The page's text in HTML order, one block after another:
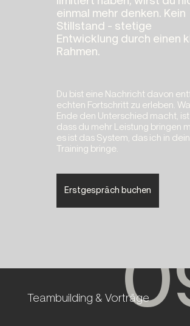
einmal mehr denken. Kein
Stillstand - stetige
Entwicklung durch einen
Rahmen.
Du bist eine Nachricht davon
echten Fortschritt zu erleben.
Ende den Unterschied macht,
dass du mehr Leistung bringen
es ist das System, das ich in dein
Training bringe.
Erstgespräch buchen
Teambuilding & Vorträge